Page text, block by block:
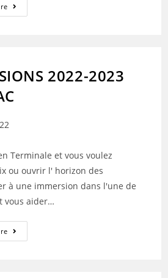
Les
Rendez-
2022-2023
Terminale et vous voulez
ou ouvrir l' horizon des
à une immersion dans l'une de
vous aider…
LES
IMMERSIONS